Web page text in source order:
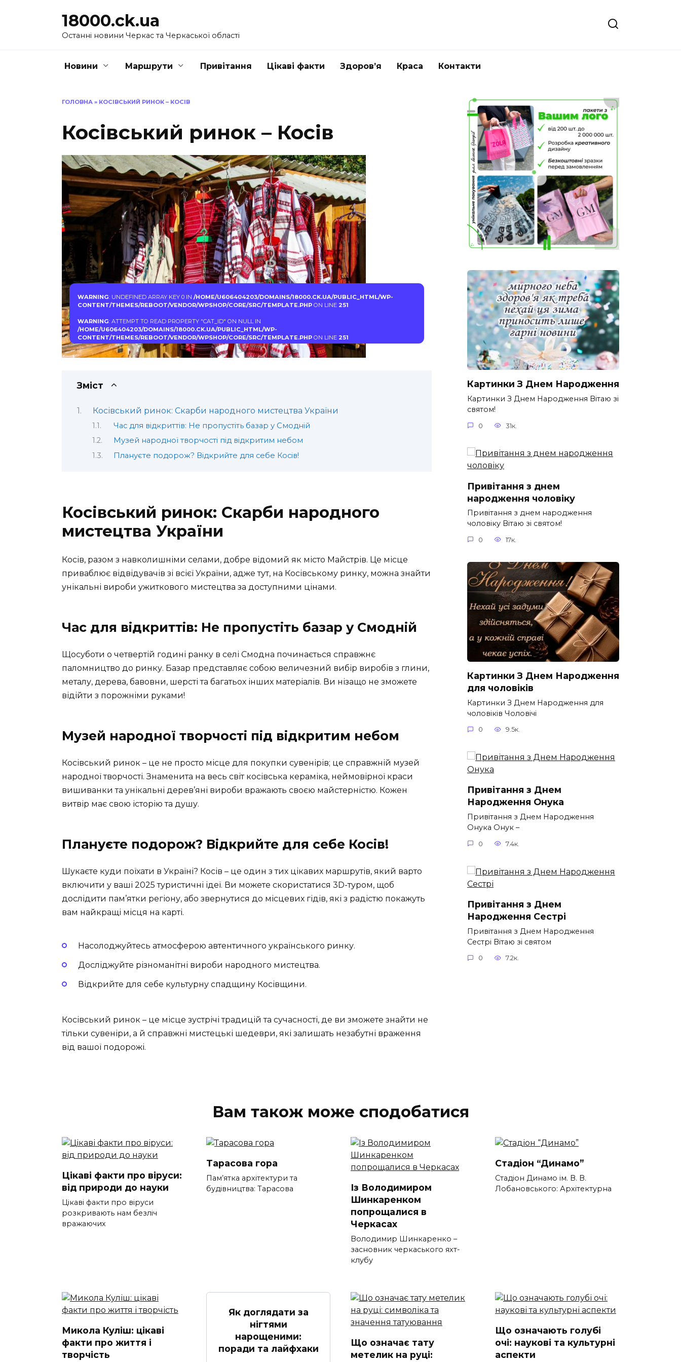
18000.ck.ua
Останні новини Черкас та Черкаської області
Новини Маршрути Привітання Цікаві факти Здоров’я Краса Контакти
ГОЛОВНА » КОСІВСЬКИЙ РИНОК – КОСІВ
Косівський ринок – Косів
WARNING: UNDEFINED ARRAY KEY 0 IN /HOME/U606404203/DOMAINS/18000.CK.UA/PUBLIC_HTML/WP-
CONTENT/THEMES/REBOOT/VENDOR/WPSHOP/CORE/SRC/TEMPLATE.PHPON LINE 251
WARNING: ATTEMPT TO READ PROPERTY "CAT_ID" ON NULL IN
/HOME/U606404203/DOMAINS/18000.CK.UA/PUBLIC_HTML/WP-
CONTENT/THEMES/REBOOT/VENDOR/WPSHOP/CORE/SRC/TEMPLATE.PHPON LINE 251
Зміст
Косівський ринок: Скарби народного мистецтва України
Час для відкриттів: Не пропустіть базар у Смодній
Музей народної творчості під відкритим небом
Плануєте подорож? Відкрийте для себе Косів!
Косівський ринок: Скарби народного
мистецтва України
Косів, разом з навколишніми селами, добре відомий як місто Майстрів. Це місце
приваблює відвідувачів зі всієї України, адже тут, на Косівському ринку, можна знайти
унікальні вироби ужиткового мистецтва за доступними цінами.
Час для відкриттів: Не пропустіть базар у Смодній
Щосуботи о четвертій годині ранку в селі Смодна починається справжнє
паломництво до ринку. Базар представляє собою величезний вибір виробів з глини,
металу, дерева, бавовни, шерсті та багатьох інших матеріалів. Ви нізащо не зможете
відійти з порожніми руками!
Музей народної творчості під відкритим небом
Косівський ринок – це не просто місце для покупки сувенірів; це справжній музей
народної творчості. Знаменита на весь світ косівська кераміка, неймовірної краси
вишиванки та унікальні дерев’яні вироби вражають своєю майстерністю. Кожен
витвір має свою історію та душу.
Плануєте подорож? Відкрийте для себе Косів!
Шукаєте куди поїхати в Україні? Косів – це один з тих цікавих маршрутів, який варто
включити у ваші 2025 туристичні ідеї. Ви можете скористатися 3D-туром, щоб
дослідити пам’ятки регіону, або звернутися до місцевих гідів, які з радістю покажуть
вам найкращі місця на карті.
Насолоджуйтесь атмосферою автентичного українського ринку.
Досліджуйте різноманітні вироби народного мистецтва.
Відкрийте для себе культурну спадщину Косівщини.
Косівський ринок – це місце зустрічі традицій та сучасності, де ви зможете знайти не
тільки сувеніри, а й справжні мистецькі шедеври, які залишать незабутні враження
від вашої подорожі.
Картинки З Днем Народження
Картинки З Днем Народження Вітаю зі
святом!
0 31к.
Привітання з днем
народження чоловіку
Привітання з днем народження
чоловіку Вітаю зі святом!
0 17к.
Картинки З Днем Народження
для чоловіків​
Картинки З Днем Народження для
чоловіків​ Чоловічі
0 9.5к.
Привітання з Днем
Народження Онука
Привітання з Днем Народження
Онука Онук –
0 7.4к.
Привітання з Днем
Народження Сестрі
Привітання з Днем Народження
Сестрі Вітаю зі святом
0 7.2к.
Вам також може сподобатися
Цікаві факти про віруси:
від природи до науки
Цікаві факти про віруси
розкривають нам безліч
вражаючих
Тарасова гора
Пам’ятка архітектури та
будівництва: Тарасова
Із Володимиром
Шинкаренком
попрощалися в
Черкасах
Володимир Шинкаренко –
засновник черкаського яхт-
клубу
Стадіон “Динамо”
Стадіон Динамо ім. В. В.
Лобановського: Архітектурна
Микола Куліш: цікаві
факти про життя і
творчість
Як доглядати за
нігтями
нарощеними:
поради та лайфхаки
Що означає тату
метелик на руці:
Що означають голубі
очі: наукові та культурні
аспекти